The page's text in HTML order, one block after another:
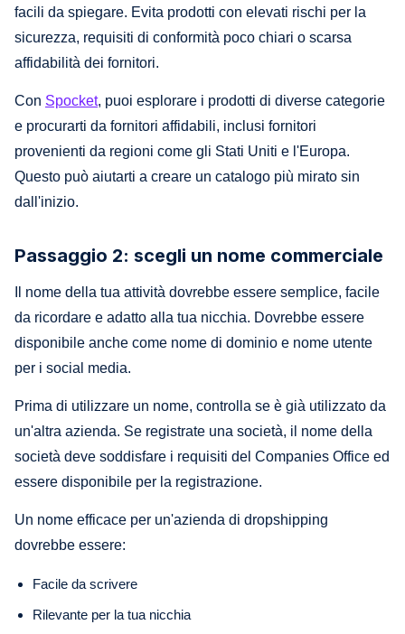
facili da spiegare. Evita prodotti con elevati rischi per la
sicurezza, requisiti di conformità poco chiari o scarsa
affidabilità dei fornitori.
Con Spocket, puoi esplorare i prodotti di diverse categorie
e procurarti da fornitori affidabili, inclusi fornitori
provenienti da regioni come gli Stati Uniti e l'Europa.
Questo può aiutarti a creare un catalogo più mirato sin
dall'inizio.
Passaggio 2: scegli un nome commerciale
Il nome della tua attività dovrebbe essere semplice, facile
da ricordare e adatto alla tua nicchia. Dovrebbe essere
disponibile anche come nome di dominio e nome utente
per i social media.
Prima di utilizzare un nome, controlla se è già utilizzato da
un'altra azienda. Se registrate una società, il nome della
società deve soddisfare i requisiti del Companies Office ed
essere disponibile per la registrazione.
Un nome efficace per un'azienda di dropshipping
dovrebbe essere:
Facile da scrivere
Rilevante per la tua nicchia